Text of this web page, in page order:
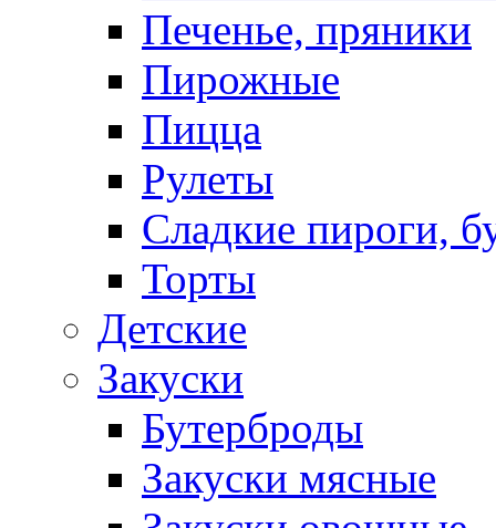
Печенье, пряники
Пирожные
Пицца
Рулеты
Сладкие пироги,
Торты
Детские
Закуски
Бутерброды
Закуски мясные